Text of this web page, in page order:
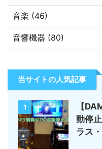
音楽 (46)
音響機器 (80)
当サイトの人気記事
1
【
動停
ラス